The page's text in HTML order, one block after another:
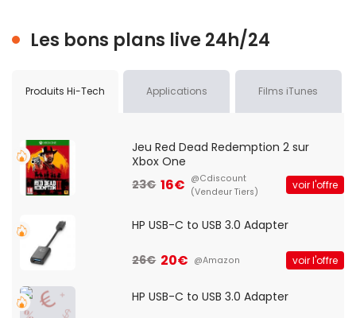
Les bons plans live 24h/24
Produits Hi-Tech Applications Films iTunes
Jeu Red Dead Redemption 2 sur
Xbox One
23€ 16€ @Cdiscount
(Vendeur Tiers)
voir l'offre
HP USB-C to USB 3.0 Adapter
26€ 20€ @Amazon voir l'offre
HP USB-C to USB 3.0 Adapter